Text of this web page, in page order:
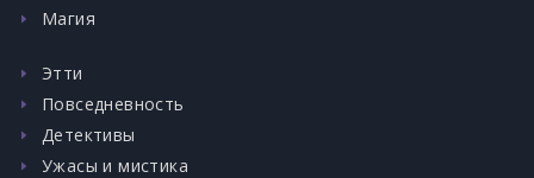
Магия
Этти
Повседневность
Детективы
Ужасы и мистика